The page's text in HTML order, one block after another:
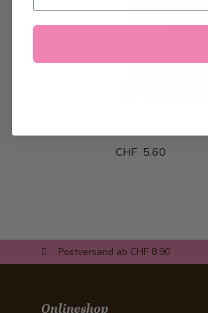
CHF 5.60
Postversand ab CHF 8.90
Onlineshop